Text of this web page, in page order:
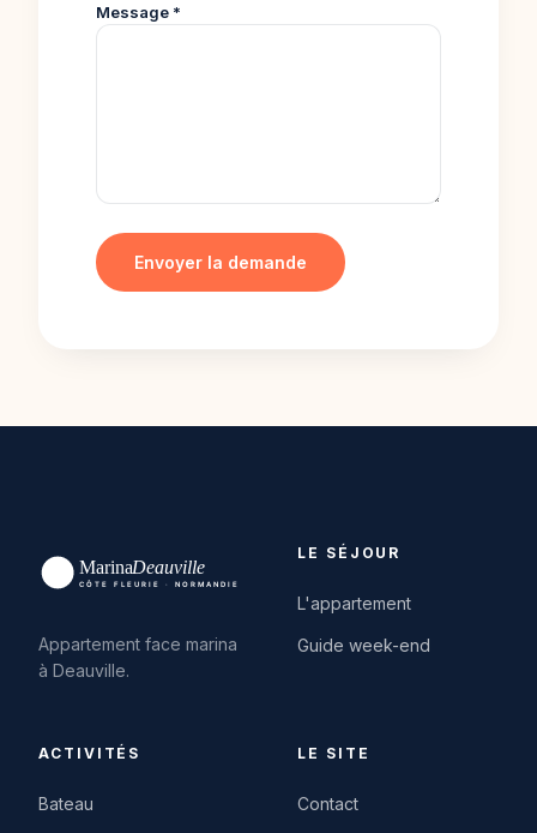
Message *
Envoyer la demande
Appartement face marina
à Deauville.
LE SÉJOUR
L'appartement
Guide week-end
ACTIVITÉS
Bateau
LE SITE
Contact